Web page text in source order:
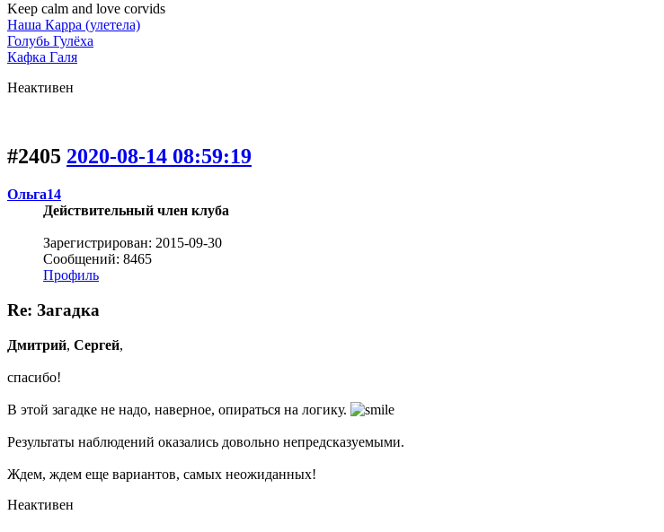
Keep calm and love corvids
Наша Карра (улетела)
Голубь Гулёха
Кафка Галя
Неактивен
#2405 2020-08-14 08:59:19
Ольга14
Действительный член клуба
Зарегистрирован: 2015-09-30
Сообщений: 8465
Профиль
Re: Загадка
Дмитрий, Сергей,
спасибо!
В этой загадке не надо, наверное, опираться на логику.
Результаты наблюдений оказались довольно непредсказуемыми.
Ждем, ждем еще вариантов, самых неожиданных!
Неактивен